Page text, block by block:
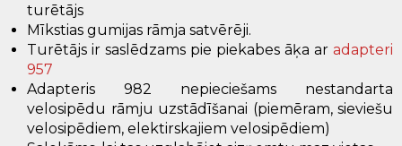
turētājs
Mīkstias gumijas rāmja satvērēji.
Turētājs ir saslēdzams pie piekabes āķa ar adapteri
957
Adapteris 982 nepieciešams nestandarta
velosipēdu rāmju uzstādīšanai (piemēram, sieviešu
velosipēdiem, elektirskajiem velosipēdiem)